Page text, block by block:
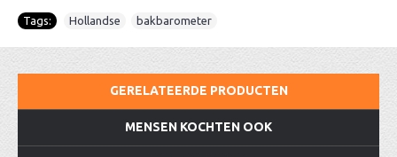
Tags: Hollandse bakbarometer
GERELATEERDE PRODUCTEN
MENSEN KOCHTEN OOK